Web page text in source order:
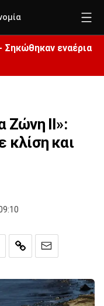
Σηκώθηκαν εναέρια
Ζώνη ΙΙ»:
κλίση και